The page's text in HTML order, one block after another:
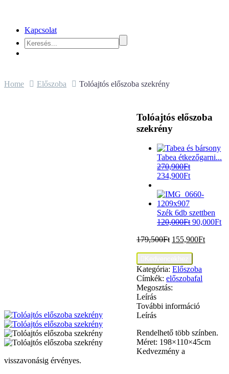
Kapcsolat
Home Előszoba Tolóajtós előszoba szekrény
Tolóajtós előszoba
szekrény
Tabea étkezőgarni...
270,900Ft
234,900Ft
Szék 6db szettben
120,000Ft 90,000Ft
179,500Ft 155,900Ft
Kategória:Előszoba
Címkék:előszobafal
Megosztás:
Leírás
További információ
Leírás
Rendelhető több színben.
Méret: 198×110×45cm
Kedvezmény a
visszavonásig érvényes.